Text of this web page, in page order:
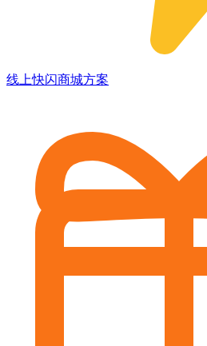
线上快闪商城方案